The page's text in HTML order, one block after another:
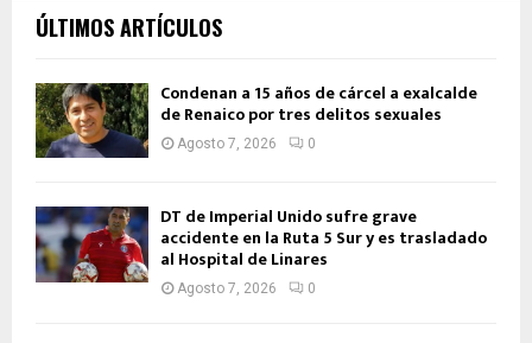
ÚLTIMOS ARTÍCULOS
Condenan a 15 años de cárcel a exalcalde
de Renaico por tres delitos sexuales
Agosto 7, 2026 0
DT de Imperial Unido sufre grave
accidente en la Ruta 5 Sur y es trasladado
al Hospital de Linares
Agosto 7, 2026 0